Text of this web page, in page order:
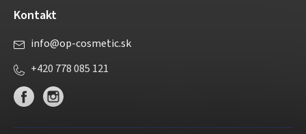
Kontakt
info@op-cosmetic.sk
+420 778 085 121